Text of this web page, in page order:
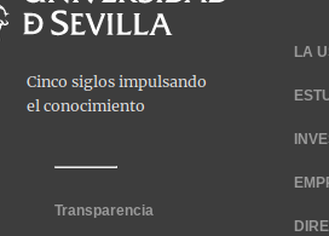
Transparencia
LA